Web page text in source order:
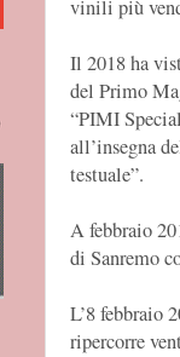
vinili più
Il 2018 ha
del Primo
“PIMI
all’insegna
testuale”.
A febbraio
di Sanremo
L’8 febbraio
ripercorre